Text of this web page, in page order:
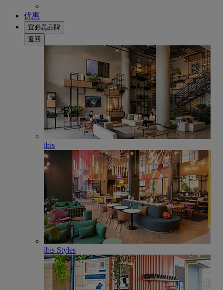
优惠
宜必思品牌
返回
ibis
ibis Styles